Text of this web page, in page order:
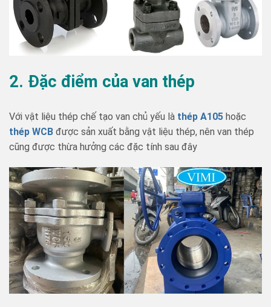
2. Đặc điểm của van thép
Với vật liệu thép chế tạo van chủ yếu là thép A105 hoặc
thép WCB được sản xuất bằng vật liệu thép, nên van thép
cũng được thừa hưởng các đặc tính sau đây